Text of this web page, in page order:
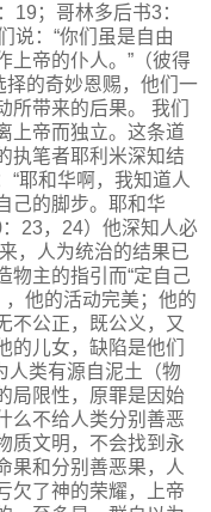
19；哥林多后书3：
说：“你们虽是自由
上帝的仆人。”（彼得
的奇妙恩赐，他们一
所带来的后果。 我们
上帝而独立。这条道
执笔者耶利米深知结
“耶和华啊，我知道人
己的脚步。耶和华
23，24）他深知人必
，人为统治的结果已
物主的指引而“定自己
，他的活动完美；他的
不公正，既公义，又
的儿女，缺陷是他们
类有源自泥土（物
局限性，原罪是因始
么不给人类分别善恶
质文明，不会找到永
果和分别善恶果，人
欠了神的荣耀，上帝